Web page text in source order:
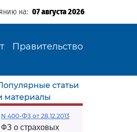
на: 07 августа 2026
Правительство
статьи
материалы
N 400-ФЗ от 28.12.2013
ФЗ о страховых